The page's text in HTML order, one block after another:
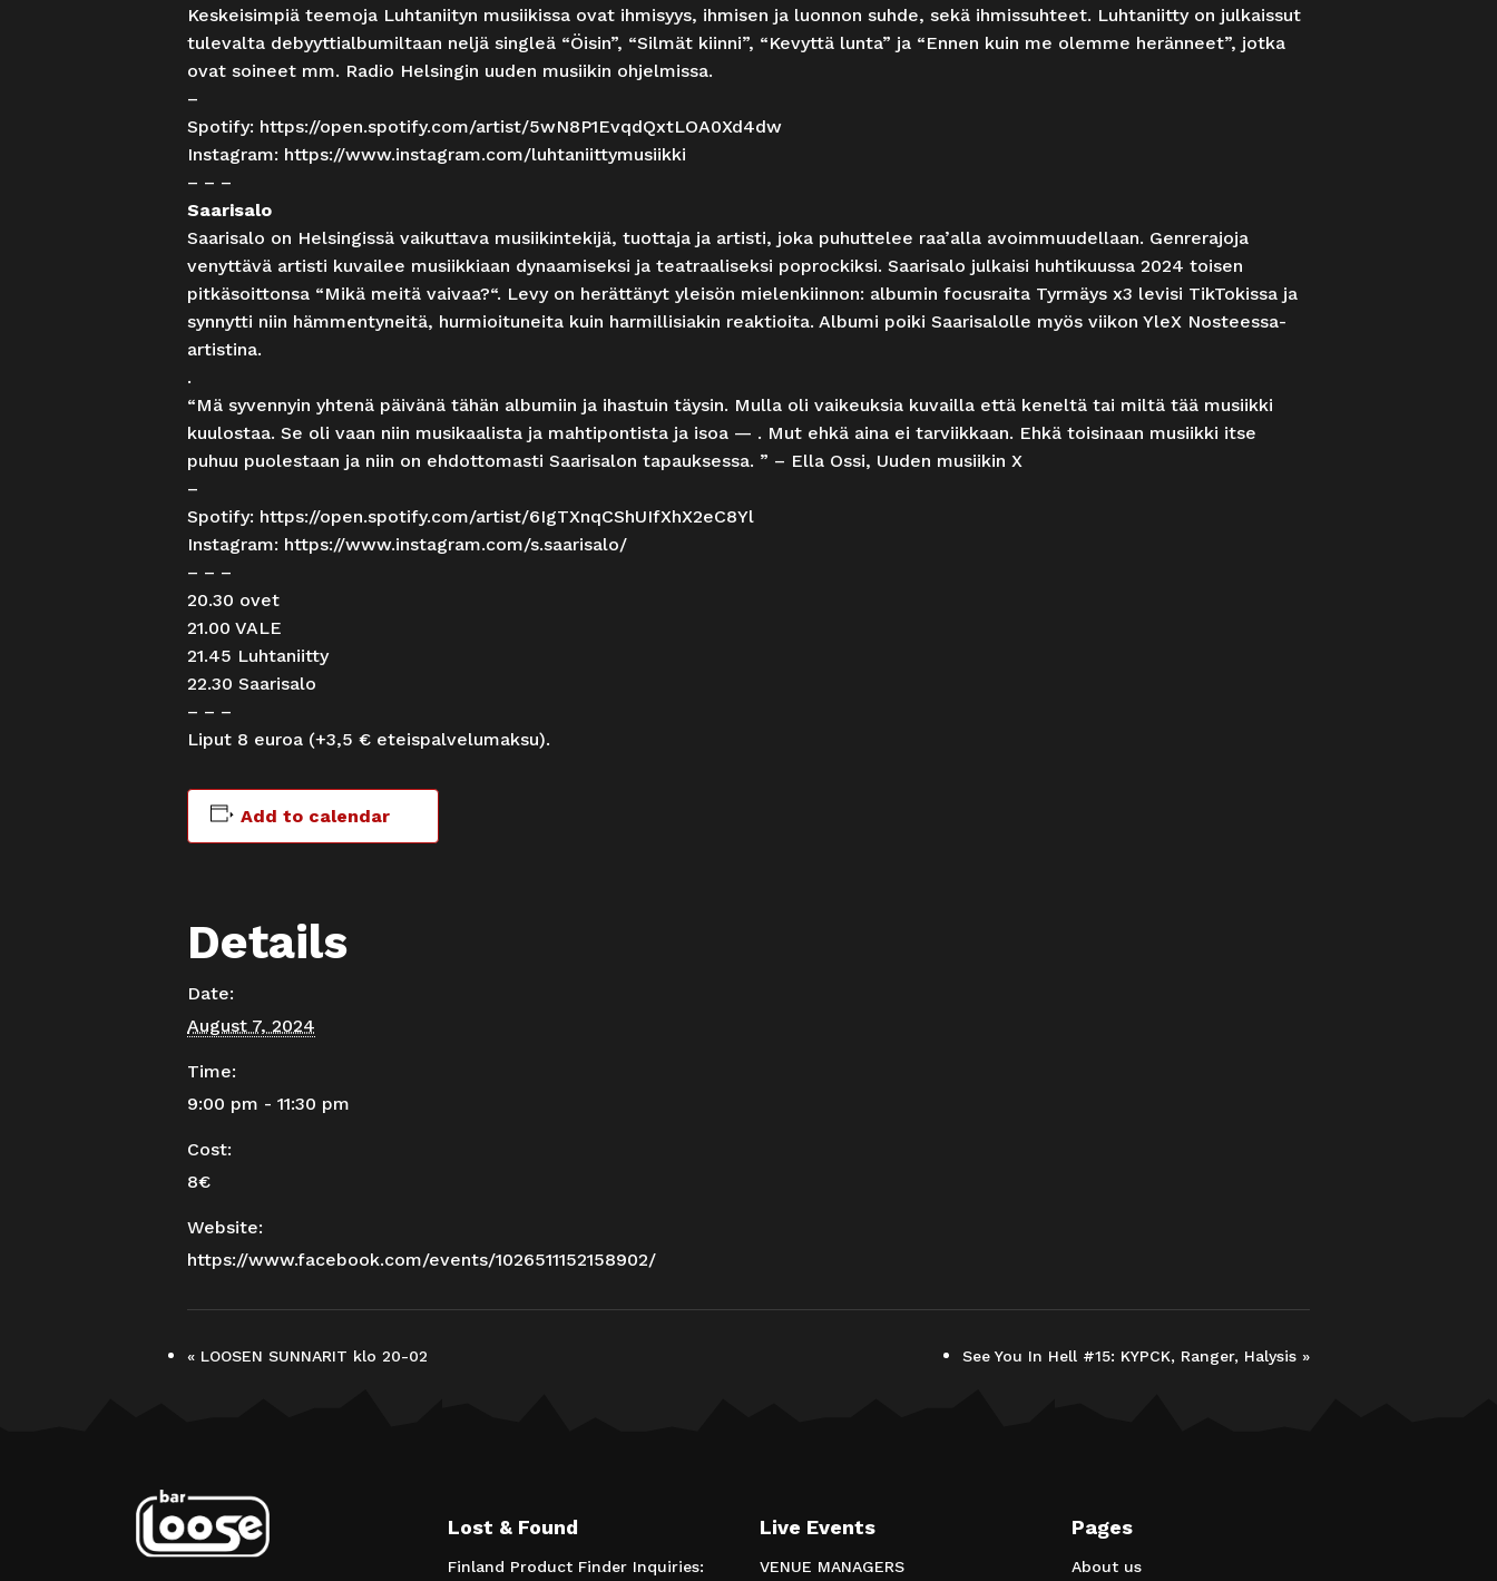
Keskeisimpiä teemoja Luhtaniityn musiikissa ovat ihmisyys, ihmisen ja luonnon suhde, sekä ihmissuhteet. Luhtaniitty on julkaissut
tulevalta debyyttialbumiltaan neljä singleä “Öisin”, “Silmät kiinni”, “Kevyttä lunta” ja “Ennen kuin me olemme heränneet”, jotka
ovat soineet mm. Radio Helsingin uuden musiikin ohjelmissa.
–
Spotify: https://open.spotify.com/artist/5wN8P1EvqdQxtLOA0Xd4dw
Instagram: https://www.instagram.com/luhtaniittymusiikki
– – –
Saarisalo
Saarisalo on Helsingissä vaikuttava musiikintekijä, tuottaja ja artisti, joka puhuttelee raa’alla avoimmuudellaan. Genrerajoja
venyttävä artisti kuvailee musiikkiaan dynaamiseksi ja teatraaliseksi poprockiksi. Saarisalo julkaisi huhtikuussa 2024 toisen
pitkäsoittonsa “Mikä meitä vaivaa?“. Levy on herättänyt yleisön mielenkiinnon: albumin focusraita Tyrmäys x3 levisi TikTokissa ja
synnytti niin hämmentyneitä, hurmioituneita kuin harmillisiakin reaktioita. Albumi poiki Saarisalolle myös viikon YleX Nosteessa-
artistina.
.
“Mä syvennyin yhtenä päivänä tähän albumiin ja ihastuin täysin. Mulla oli vaikeuksia kuvailla että keneltä tai miltä tää musiikki
kuulostaa. Se oli vaan niin musikaalista ja mahtipontista ja isoa — . Mut ehkä aina ei tarviikkaan. Ehkä toisinaan musiikki itse
puhuu puolestaan ja niin on ehdottomasti Saarisalon tapauksessa. ” – Ella Ossi, Uuden musiikin X
–
Spotify: https://open.spotify.com/artist/6IgTXnqCShUIfXhX2eC8Yl
Instagram: https://www.instagram.com/s.saarisalo/
– – –
20.30 ovet
21.00 VALE
21.45 Luhtaniitty
22.30 Saarisalo
– – –
Liput 8 euroa (+3,5 € eteispalvelumaksu).
Add to calendar
Details
Date:
August 7, 2024
Time:
9:00 pm - 11:30 pm
Cost:
8€
Website:
https://www.facebook.com/events/1026511152158902/
« LOOSEN SUNNARIT klo 20-02 See You In Hell #15: KYPCK, Ranger, Halysis »
Lost & Found
Finland Product Finder Inquiries:
Live Events
VENUE MANAGERS
Pages
About us